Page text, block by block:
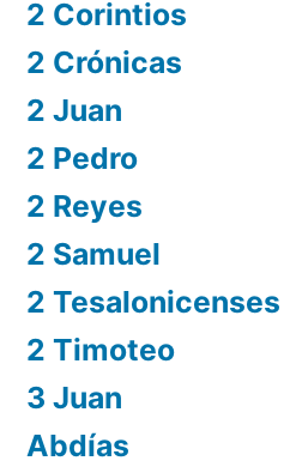
2 Corintios
2 Crónicas
2 Juan
2 Pedro
2 Reyes
2 Samuel
2 Tesalonicenses
2 Timoteo
3 Juan
Abdías